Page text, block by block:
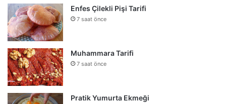
Enfes Çilekli Pişi Tarifi
7 saat önce
Muhammara Tarifi
7 saat önce
Pratik Yumurta Ekmeği